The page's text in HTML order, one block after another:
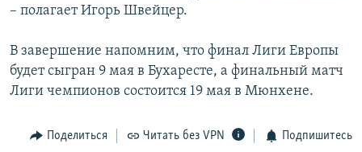
– полагает Игорь Швейцер.
В завершение напомним, что финал Лиги Европы
будет сыгран 9 мая в Бухаресте, а финальный матч
Лиги чемпионов состоится 19 мая в Мюнхене.
Поделиться Читать без VPN Подпишитесь